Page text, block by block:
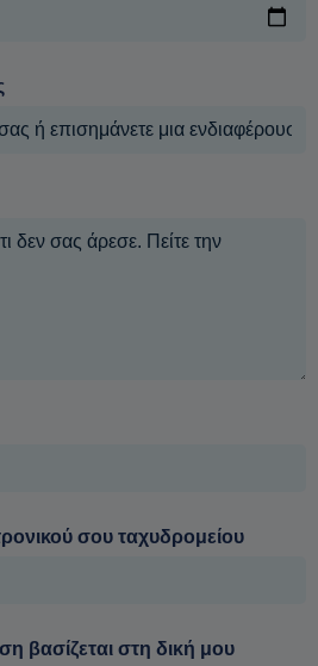
σου ταχυδρομείου
βασίζεται στη δική μου